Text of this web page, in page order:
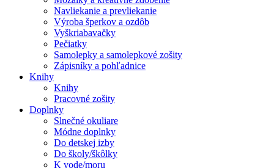
Navliekanie a prevliekanie
Výroba šperkov a ozdôb
Vyškriabavačky
Pečiatky
Samolepky a samolepkové zošity
Zápisníky a pohľadnice
Knihy
Knihy
Pracovné zošity
Doplnky
Slnečné okuliare
Módne doplnky
Do detskej izby
Do školy/škôlky
K vode/moru